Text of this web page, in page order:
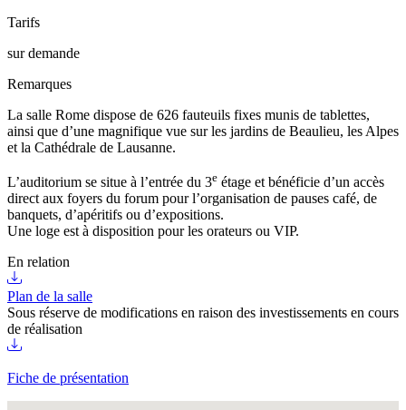
Tarifs
sur demande
Remarques
La salle Rome dispose de 626 fauteuils fixes munis de tablettes,
ainsi que d’une magnifique vue sur les jardins de Beaulieu, les Alpes
et la Cathédrale de Lausanne.
L’auditorium se situe à l’entrée du 3e étage et bénéficie d’un accès
direct aux foyers du forum pour l’organisation de pauses café, de
banquets, d’apéritifs ou d’expositions.
Une loge est à disposition pour les orateurs ou VIP.
En relation
Plan de la salle
Sous réserve de modifications en raison des investissements en cours
de réalisation
Fiche de présentation